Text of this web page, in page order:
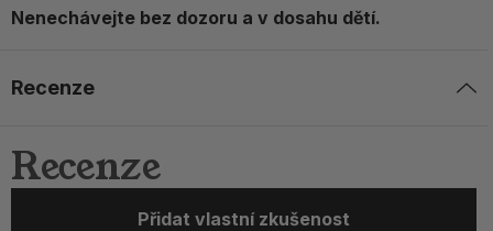
Nenechávejte bez dozoru a v dosahu dětí.
Recenze
Recenze
Přidat vlastní zkušenost